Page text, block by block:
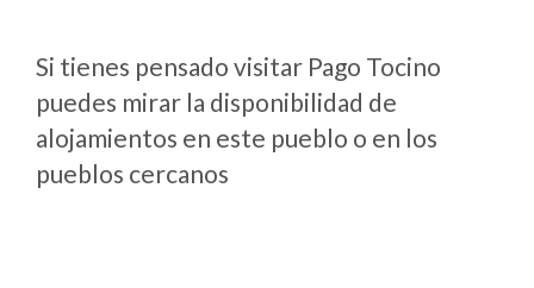
Si tienes pensado visitar Pago Tocino
puedes mirar la disponibilidad de
alojamientos en este pueblo o en los
pueblos cercanos